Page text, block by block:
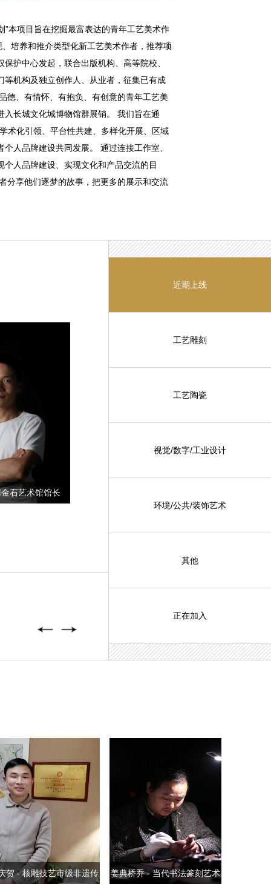
”本项目旨在挖掘最富表达的青年工艺美术作
培养和推介类型化新工艺美术作者，推荐项
护中心发起，联合出版机构、高等院校、
机构及独立创作人、从业者，征集已有成
德、有情怀、有抱负、有创意的青年工艺美
长城文化城博物馆群展销。 我们旨在通
术化引领、平台性共建、多样化开展、区域
人品牌建设共同发展。 通过连接工作室、
人品牌建设、实现文化和产品交流的目
分享他们逐梦的故事，把更多的展示和交流
石艺术馆馆长
近期上线
工艺雕刻
工艺陶瓷
视觉/数字/工业设计
环境/公共/装饰艺术
其他
正在加入
贺 - 核雕技艺市级非遗传 姜典桥乔 - 当代书法篆刻艺术